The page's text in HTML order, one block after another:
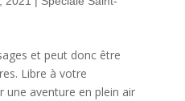
et peut donc être
Libre à votre
aventure en plein air